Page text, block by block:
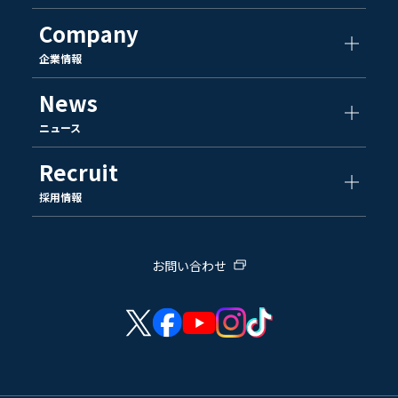
Company
企業情報
News
ニュース
Recruit
採用情報
お問い合わせ